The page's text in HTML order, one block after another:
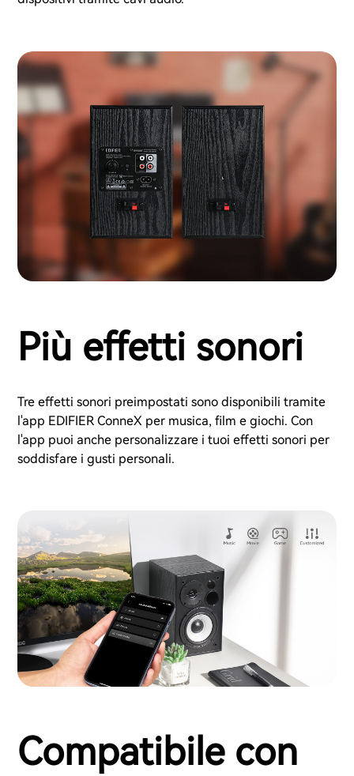
Più effetti sonori
Tre effetti sonori preimpostati sono disponibili tramite
l'app EDIFIER ConneX per musica, film e giochi. Con
l'app puoi anche personalizzare i tuoi effetti sonori per
soddisfare i gusti personali.
Compatibile con